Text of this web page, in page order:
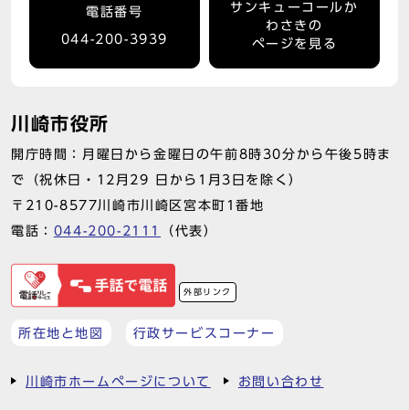
電話番号
044-200-3939
サンキューコールか
わさきの
ページを見る
川崎市役所
開庁時間：月曜日から金曜日の午前8時30分から午後5時ま
で（祝休日・12月29 日から1月3日を除く）
〒210-8577川崎市川崎区宮本町1番地
電話： 044-200-2111 （代表）
外部リンク
所在地と地図 行政サービスコーナー
川崎市ホームページについて お問い合わせ